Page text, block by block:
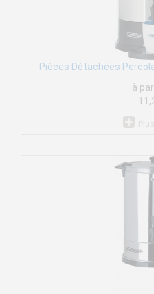
Pièces Détachées
à